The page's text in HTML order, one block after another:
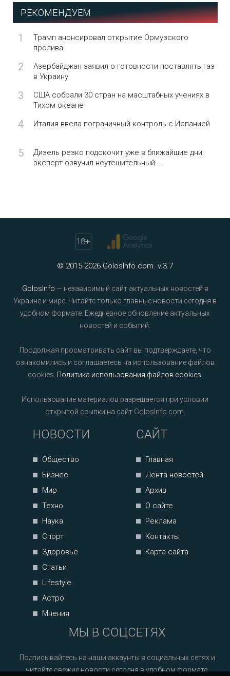
РЕКОМЕНДУЕМ
1
Трамп анонсировал открытие Ормузского
пролива
2
Азербайджан заявил о готовности поставлять газ
в Украину
3
США собрали 30 стран на масштабных учениях в
Тихом океане
4 Италия ввела пограничный контроль с Испанией
5
Дизель резко подскочит уже в ближайшие дни:
эксперт озвучил неутешительный ...
18+
© 2015-2026 GolosInfo.com. v.3.7
GolosInfo — независимый сайт актуальных новостей в
Украине и мире. Читайте только главные новости сегодня в
удобном формате. Ежедневное обновление актуальных
новостей и событий.
Продолжая просматривать сайт вы подтверждаете, что
ознакомились и соглашаетесь на использование файлов
cookies. Политика использования файлов cookies
Использование материалов разрешается при условии
открытой ссылки на сайт GolosInfo.com.
НОВОСТИ
Общество
Бизнес
Мир
Техно
Наука
Спорт
Здоровье
Статьи
Lifestyle
Астро
Мнения
САЙТ
Главная
Лента новостей
Архив
О сайте
Реклама
Контакты
Карта сайта
МЫ В СОЦСЕТЯХ
Подписывайтесь на наши аккаунты в социальных сетях и
читайте свежие новости сегодня в удобном формате.